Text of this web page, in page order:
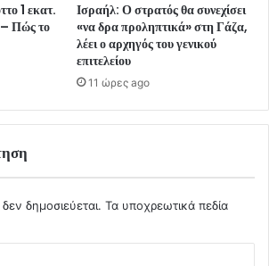
1 εκατ.
– Πώς το
Ισραήλ: Ο στρατός θα συνεχίσει
«να δρα προληπτικά» στη Γάζα,
λέει ο αρχηγός του γενικού
επιτελείου
11 ώρες ago
δημοσιεύεται. Τα υποχρεωτικά πεδία